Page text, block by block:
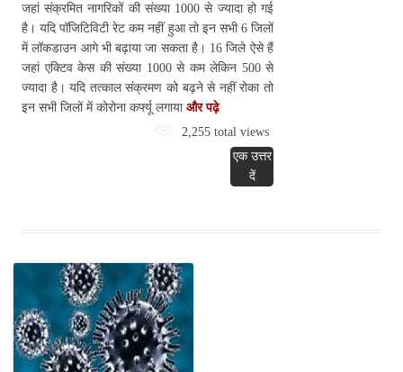
जहां संक्रमित नागरिकों की संख्या 1000 से ज्यादा हो गई
है। यदि पॉजिटिविटी रेट कम नहीं हुआ तो इन सभी 6 जिलों
में लॉकडाउन आगे भी बढ़ाया जा सकता है। 16 जिले ऐसे हैं
जहां एक्टिव केस की संख्या 1000 से कम लेकिन 500 से
ज्यादा है। यदि तत्काल संक्रमण को बढ़ने से नहीं रोका तो
इन सभी जिलों में कोरोना कर्फ्यू लगाया और पढ़े
2,255 total views
एक उत्तर
दें